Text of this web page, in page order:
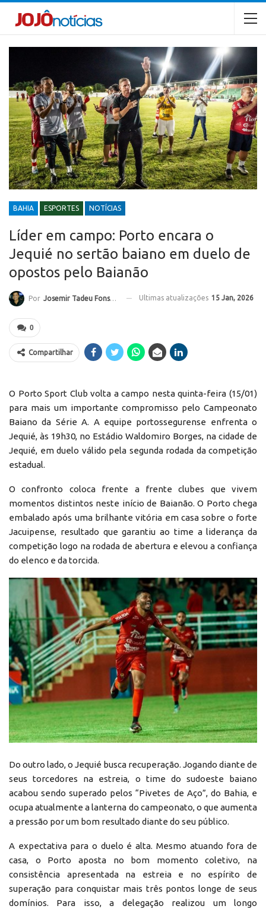
BAHIA ESPORTES NOTÍCIAS
Líder em campo: Porto encara o
Jequié no sertão baiano em duelo de
opostos pelo Baianão
Por Josemir Tadeu Fonseca Ultimas atualizações 15 Jan, 2026
0
Compartilhar
O Porto Sport Club volta a campo nesta quinta-feira (15/01)
para mais um importante compromisso pelo Campeonato
Baiano da Série A. A equipe portossegurense enfrenta o
Jequié, às 19h30, no Estádio Waldomiro Borges, na cidade de
Jequié, em duelo válido pela segunda rodada da competição
estadual.
O confronto coloca frente a frente clubes que vivem
momentos distintos neste início de Baianão. O Porto chega
embalado após uma brilhante vitória em casa sobre o forte
Jacuipense, resultado que garantiu ao time a liderança da
competição logo na rodada de abertura e elevou a confiança
do elenco e da torcida.
Do outro lado, o Jequié busca recuperação. Jogando diante de
seus torcedores na estreia, o time do sudoeste baiano
acabou sendo superado pelos “Pivetes de Aço”, do Bahia, e
ocupa atualmente a lanterna do campeonato, o que aumenta
a pressão por um bom resultado diante do seu público.
A expectativa para o duelo é alta. Mesmo atuando fora de
casa, o Porto aposta no bom momento coletivo, na
consistência apresentada na estreia e no espírito de
superação para conquistar mais três pontos longe de seus
domínios. Para isso, a delegação realizou um longo